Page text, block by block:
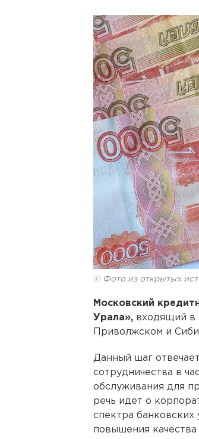
© Фото из открытых
Московский
Урала», входящий в
Приволжском и
Данный шаг
сотрудничества в
обслуживания для
речь идет о
спектра
повышения